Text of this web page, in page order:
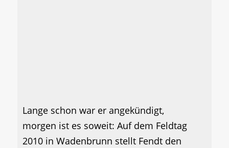
Lange schon war er angekündigt,
morgen ist es soweit: Auf dem Feldtag
2010 in Wadenbrunn stellt Fendt den